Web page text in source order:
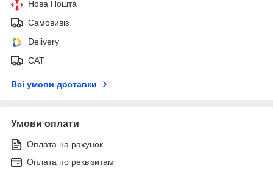
Нова Пошта
Самовивіз
Delivery
САТ
Всі умови доставки
Умови оплати
Оплата на рахунок
Оплата по реквізитам